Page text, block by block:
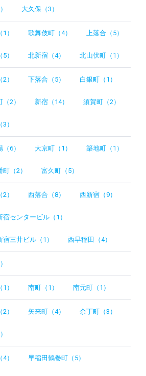
大久保（3）
） 歌舞伎町（4） 上落合（5）
） 北新宿（4） 北山伏町（1）
） 下落合（5） 白銀町（1）
2） 新宿（14） 須賀町（2）
）
6） 大京町（1） 築地町（1）
（2） 富久町（5）
） 西落合（8） 西新宿（9）
宿センタービル（1）
宿三井ビル（1） 西早稲田（4）
） 南町（1） 南元町（1）
） 矢来町（4） 余丁町（3）
） 早稲田鶴巻町（5）